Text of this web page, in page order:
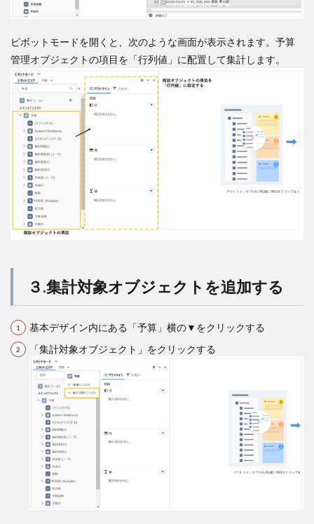
ピボットモードを開くと、次のような画面が表示されます。予算
管理オブジェクトの項目を「行列値」に配置して集計します。
３.集計対象オブジェクトを追加する
基本デザイン内にある「予算」横の▼をクリックする
「集計対象オブジェクト」をクリックする